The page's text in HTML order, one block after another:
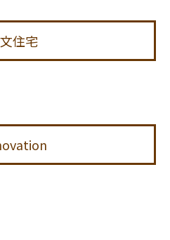
住宅